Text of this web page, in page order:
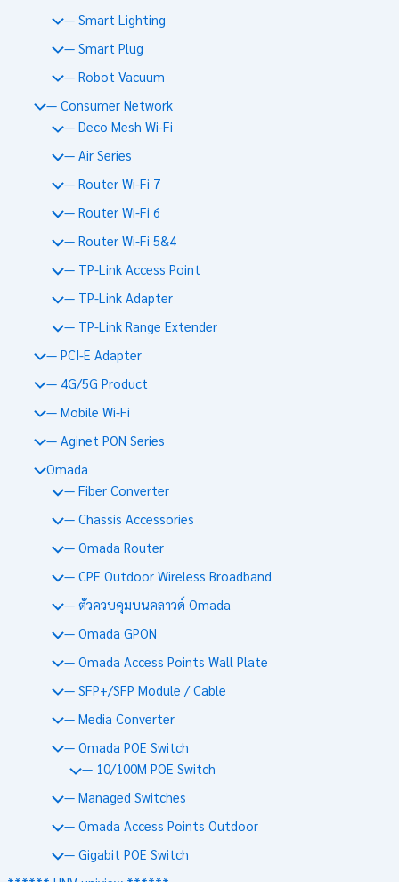
— Smart Lighting
— Smart Plug
— Robot Vacuum
— Consumer Network
— Deco Mesh Wi-Fi
— Air Series
— Router Wi-Fi 7
— Router Wi-Fi 6
— Router Wi-Fi 5&4
— TP-Link Access Point
— TP-Link Adapter
— TP-Link Range Extender
— PCI-E Adapter
— 4G/5G Product
— Mobile Wi-Fi
— Aginet PON Series
Omada
— Fiber Converter
— Chassis Accessories
— Omada Router
— CPE Outdoor Wireless Broadband
— ตัวควบคุมบนคลาวด์ Omada
— Omada GPON
— Omada Access Points Wall Plate
— SFP+/SFP Module / Cable
— Media Converter
— Omada POE Switch
— 10/100M POE Switch
— Managed Switches
— Omada Access Points Outdoor
— Gigabit POE Switch